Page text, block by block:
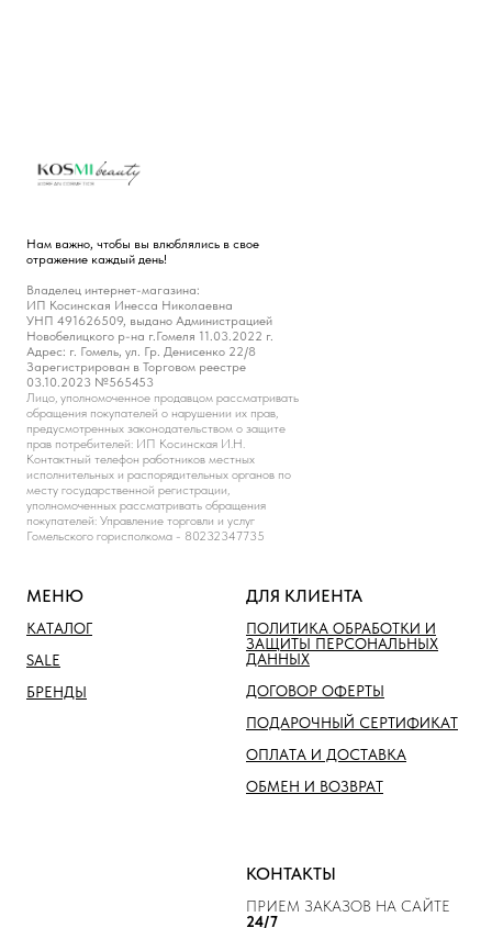
Нам важно, чтобы вы влюблялись в свое
отражение каждый день!
Владелец интернет-магазина:
ИП Косинская Инесса Николаевна
УНП 491626509, выдано Администрацией
Новобелицкого р-на г.Гомеля 11.03.2022 г.
Адрес: г. Гомель, ул. Гр. Денисенко 22/8
Зарегистрирован в Торговом реестре
03.10.2023 №565453
Лицо, уполномоченное продавцом рассматривать
обращения покупателей о нарушении их прав,
предусмотренных законодательством о защите
прав потребителей: ИП Косинская И.Н.
Контактный телефон работников местных
исполнительных и распорядительных органов по
месту государственной регистрации,
уполномоченных рассматривать обращения
покупателей: Управление торговли и услуг
Гомельского горисполкома - 80232347735
МЕНЮ
КАТАЛОГ
SALE
БРЕНДЫ
ДЛЯ КЛИЕНТА
ПОЛИТИКА ОБРАБОТКИ И
ЗАЩИТЫ ПЕРСОНАЛЬНЫХ
ДАННЫХ
ДОГОВОР ОФЕРТЫ
ПОДАРОЧНЫЙ СЕРТИФИКАТ
ОПЛАТА И ДОСТАВКА
ОБМЕН И ВОЗВРАТ
КОНТАКТЫ
ПРИЕМ ЗАКАЗОВ НА САЙТЕ
24/7